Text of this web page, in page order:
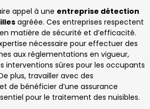
appel à une entreprise détection
agréée. Ces entreprises respectent
matière de sécurité et d’efficacité.
nécessaire pour effectuer des
aux réglementations en vigueur,
interventions sûres pour les occupants
plus, travailler avec des
de bénéficier d’une assurance
pour le traitement des nuisibles.